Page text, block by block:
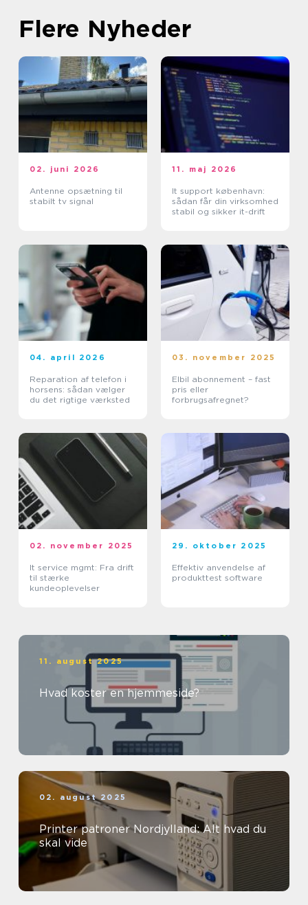
Flere Nyheder
02. juni 2026
Antenne opsætning til
stabilt tv signal
11. maj 2026
It support københavn:
sådan får din virksomhed
stabil og sikker it-drift
04. april 2026
Reparation af telefon i
horsens: sådan vælger
du det rigtige værksted
03. november 2025
Elbil abonnement – fast
pris eller
forbrugsafregnet?
02. november 2025
It service mgmt: Fra drift
til stærke
kundeoplevelser
29. oktober 2025
Effektiv anvendelse af
produkttest software
11. august 2025
Hvad koster en hjemmeside?
02. august 2025
Printer patroner Nordjylland: Alt hvad du
skal vide